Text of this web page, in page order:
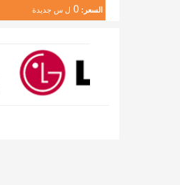
السعر: 0 ل س جديدة